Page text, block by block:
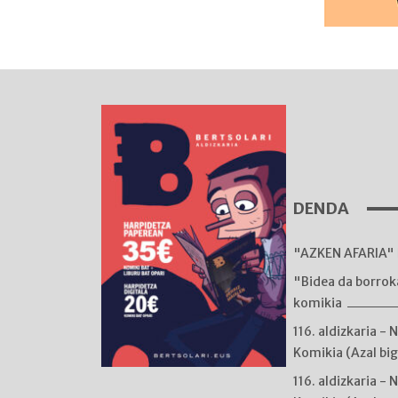
DENDA
"AZKEN
"Bidea da
komikia
116. aldizkaria -
Komikia (Azal
116. aldizkaria -